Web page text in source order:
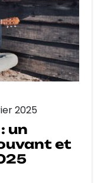
2025
un
et